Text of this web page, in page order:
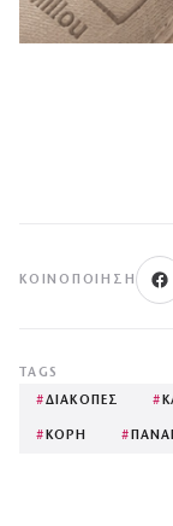
ΚΟΙΝΟΠΟΊΗΣΗ
TAGS
#ΔΙΑΚΟΠΕΣ #
# ΚΟΡΗ #